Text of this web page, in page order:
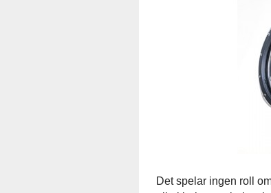
Det spelar ingen roll